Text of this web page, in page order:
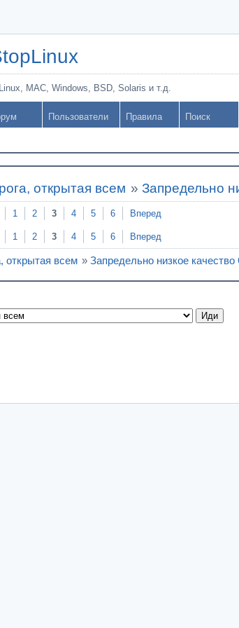
MAC, Windows, BSD, Solaris и т.д.
Пользователи Правила Поиск
открытая всем »Запредельно
1 2 3 4 5 6 Вперед
1 2 3 4 5 6 Вперед
открытая всем » Запредельно низкое